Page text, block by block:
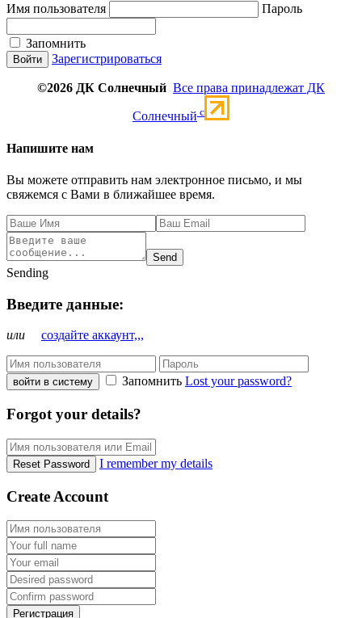
Имя пользователя Пароль
Запомнить
Зарегистрироваться
©2026 ДК Солнечный Все права принадлежат ДК
Солнечный c
Напишите нам
Вы можете отправить нам электронное письмо, и мы
свяжемся с Вами в ближайшее время.
Send
Sending
Введите данные:
или создайте аккаунт,,,
войти в систему Запомнить Lost your password?
Forgot your details?
Reset Password I remember my details
Create Account
Регистрация